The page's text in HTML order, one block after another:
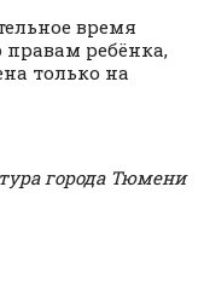
время
ребёнка,
только на
города Тюмени